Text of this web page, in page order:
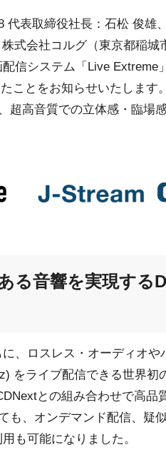
表取締役社長：石松 俊雄
式会社コルグ（東京都稲城
信システム「Live Extreme
ことをお知らせいたします。
超高音質での立体感・臨場
る音響を実現する
、ロスレス・オーディオや
をライブ配信できる世界初
との組み合わせで高品
も、オンデマンド配信、疑
も可能になりました。